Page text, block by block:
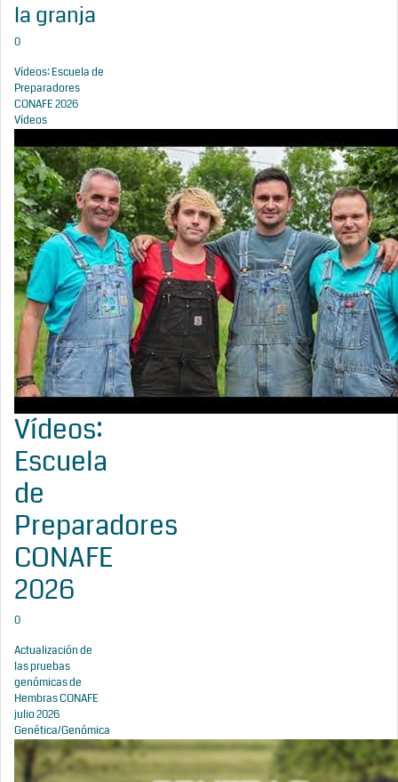
la granja
0
Vídeos: Escuela de
Preparadores
CONAFE 2026
Vídeos
Vídeos:
Escuela
de
Preparadores
CONAFE
2026
0
Actualización de
las pruebas
genómicas de
Hembras CONAFE
julio 2026
Genética/Genómica